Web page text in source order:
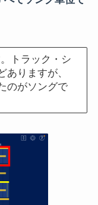
トラック・シ
ありますが、
のがソングで